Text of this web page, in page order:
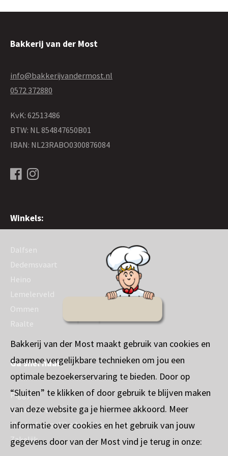
Bakkerij van der Most
info@bakkerijvandermost.nl
0572 372880
KvK: 62513486
BTW: NL 854847650B01
IBAN: NL23RABO0300876084
Winkels:
Dalfsen
Dedemsvaart
Heino
Lemelerveld
Ommen
Raalte
Ga snel naar:
Piggy
Sponsorbeleid
Maatschappelijke betrokkenheid
Zakelijk
Bakkerij van der Most maakt gebruik van cookies en
daarmee vergelijkbare technieken om jou een
optimale bezoekerservaring te bieden. Door op
“Sluiten” te klikken of door gebruik te blijven maken
van deze website ga je hiermee akkoord. Meer
informatie over cookies en het gebruik van jouw
gegevens door van der Most vind je terug in onze: